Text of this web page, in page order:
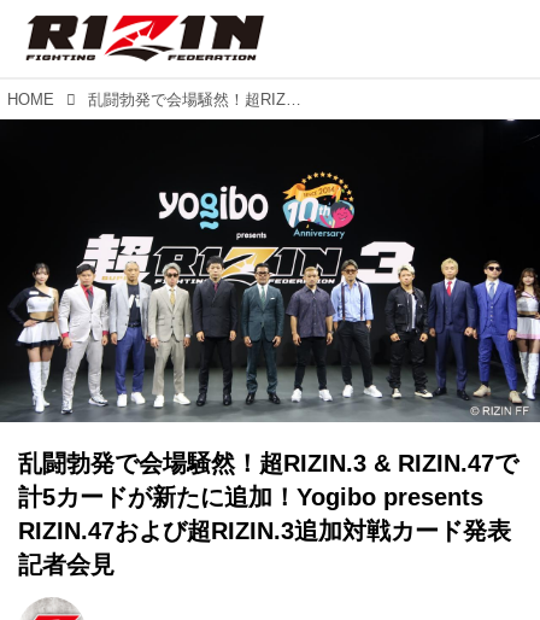
HOME 乱闘勃発で会場騒然！超RIZIN.3 & RIZIN.47で計5カードが新たに追加！Yogibo presents RIZIN.47および超RIZIN.3追加対戦カード発表記者会見
乱闘勃発で会場騒然！超RIZIN.3 & RIZIN.47で
計5カードが新たに追加！Yogibo presents
RIZIN.47および超RIZIN.3追加対戦カード発表
記者会見